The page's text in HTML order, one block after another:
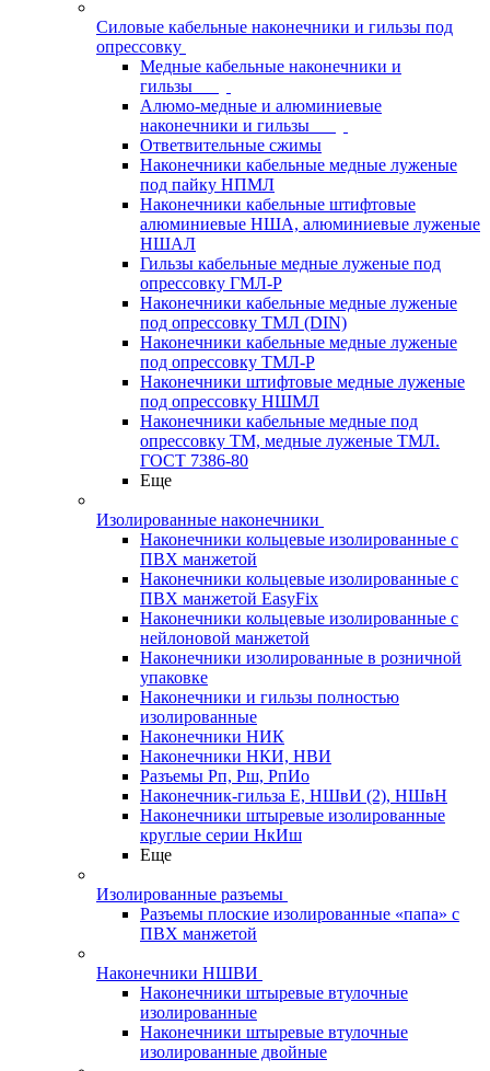
Силовые кабельные наконечники и гильзы под
опрессовку
Медные кабельные наконечники и
гильзы
Алюмо-медные и алюминиевые
наконечники и гильзы
Ответвительные сжимы
Наконечники кабельные медные луженые
под пайку НПМЛ
Наконечники кабельные штифтовые
алюминиевые НША, алюминиевые луженые
НШАЛ
Гильзы кабельные медные луженые под
опрессовку ГМЛ-Р
Наконечники кабельные медные луженые
под опрессовку ТМЛ (DIN)
Наконечники кабельные медные луженые
под опрессовку ТМЛ-Р
Наконечники штифтовые медные луженые
под опрессовку НШМЛ
Наконечники кабельные медные под
опрессовку ТМ, медные луженые ТМЛ.
ГОСТ 7386-80
Еще
Изолированные наконечники
Наконечники кольцевые изолированные с
ПВХ манжетой
Наконечники кольцевые изолированные с
ПВХ манжетой EasyFix
Наконечники кольцевые изолированные с
нейлоновой манжетой
Наконечники изолированные в розничной
упаковке
Наконечники и гильзы полностью
изолированные
Наконечники НИК
Наконечники НКИ, НВИ
Разъемы Рп, Рш, РпИо
Наконечник-гильза Е, НШвИ (2), НШвН
Наконечники штыревые изолированные
круглые серии НкИш
Еще
Изолированные разъемы
Разъемы плоские изолированные «папа» с
ПВХ манжетой
Наконечники НШВИ
Наконечники штыревые втулочные
изолированные
Наконечники штыревые втулочные
изолированные двойные